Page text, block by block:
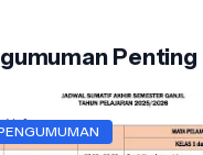
Penting